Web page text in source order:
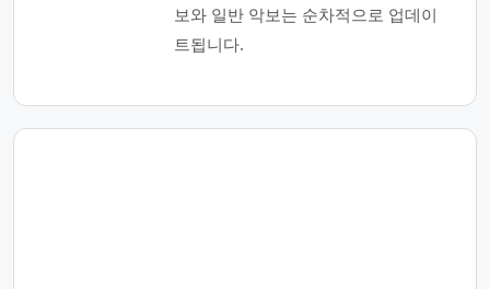
보와 일반 악보는 순차적으로 업데이
트됩니다.